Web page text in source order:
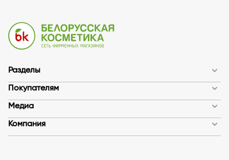
Разделы
Покупателям
Медиа
Компания